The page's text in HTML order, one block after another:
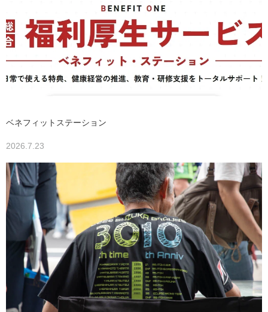
ベネフィットステーション
2026.7.23